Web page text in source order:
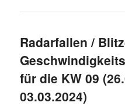
Radarfallen /
für die KW 09
03.03.2024)